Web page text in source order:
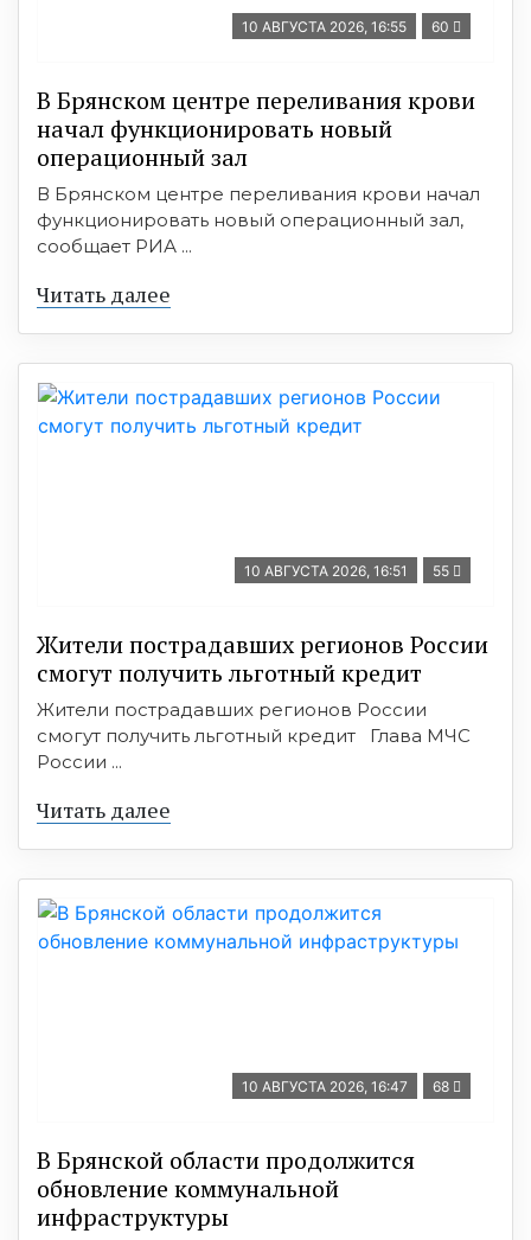
10 АВГУСТА 2026, 16:55 60
В Брянском центре переливания крови
начал функционировать новый
операционный зал
В Брянском центре переливания крови начал
функционировать новый операционный зал,
сообщает РИА ...
Читать далее
10 АВГУСТА 2026, 16:51 55
Жители пострадавших регионов России
смогут получить льготный кредит
Жители пострадавших регионов России
смогут получить льготный кредит Глава МЧС
России ...
Читать далее
10 АВГУСТА 2026, 16:47 68
В Брянской области продолжится
обновление коммунальной
инфраструктуры